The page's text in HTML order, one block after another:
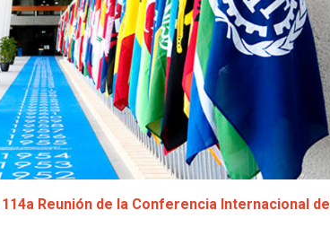
Reunión de la Conferencia Internacional del